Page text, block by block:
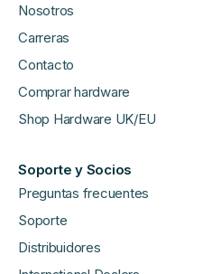
Nosotros
Carreras
Contacto
Comprar hardware
Shop Hardware UK/EU
Soporte y Socios
Preguntas frecuentes
Soporte
Distribuidores